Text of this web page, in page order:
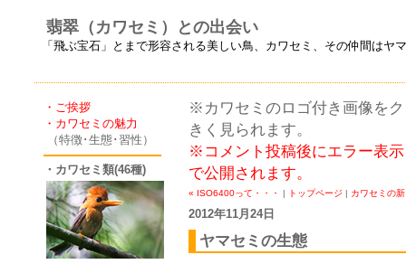
翡翠（カワセミ）との出会い
「飛ぶ宝石」とまで形容される美しい鳥、カワセミ、その仲間は
・ご挨拶
・カワセミの魅力
（特徴･生態･習性）
・カワセミ類(46種)
※カワセミのロゴ付き画像を
きく見られます。
※コメント投稿後にエラー表
で公開されます。
« ISO6400って・・・ | トップページ | カワセミの
2012年11月24日
ヤマセミの生態